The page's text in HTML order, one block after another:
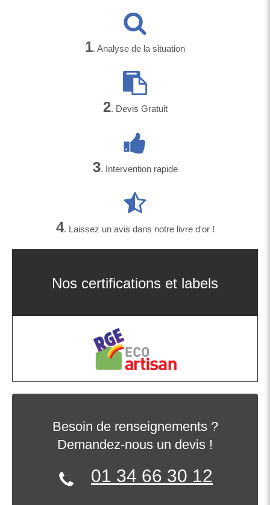
1. Analyse de la situation
2. Devis Gratuit
3. Intervention rapide
4. Laissez un avis dans notre livre d'or !
Nos certifications et labels
Besoin de renseignements ?
Demandez-nous un devis !
01 34 66 30 12